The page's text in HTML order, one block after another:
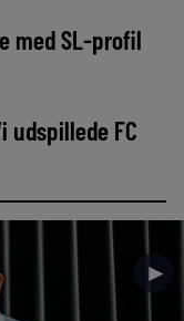
med SL-profil
udspillede FC
►